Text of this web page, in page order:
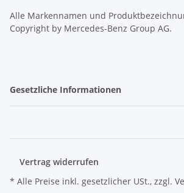
Alle Markennamen und
Copyright by Mercedes-Benz Group AG.
Gesetzliche Informationen
Vertrag widerrufen
* Alle Preise inkl. gesetzlicher USt., zzgl.